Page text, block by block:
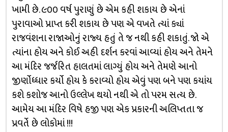
ખામી છે. ૯૦૦ વર્ષ પુરાણું છે એમ કહી શકાય છે એનાં
પુરાવાઓ પ્રાપ્ત કરી શકાય છે પણ એ વખતે ત્યાં ક્યાં
રાજવંશના રાજાઓનું રાજ્ય હતું તે જ નથી કહી શકાતું. જો એ
ત્યાંના હોય અને કોઈ અહી દર્શન કરવાં આવ્યાં હોય અને તેમને
આ મંદિર જર્જરિત હાલતમાં લાગ્યું હોય અને તેમણે આનો
જીર્ણોધ્ધાર કર્યો હોય કે કરાવ્યો હોય એવું પણ બને પણ કયાંય
કશે કશોજ આનો ઉલ્લેખ થયો નથી એ તો પરમ સત્ય છે.
આમેય આ મંદિર વિષે હજી પણ એક પ્રકારની અલિપ્તતા જ
પ્રવર્તે છે લોકોમાં !!!